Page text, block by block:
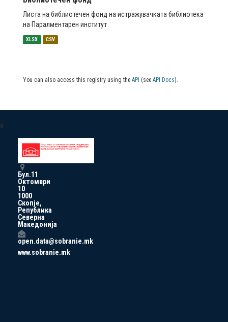
Листа на библиотечен фонд на истражувачката библиотека
на Паралментарен институт
XLSX CSV
You can also access this registry using the API (see API Docs).
a
Бул.11
Октомври
10
1000
Скопје,
Република
Северна
Македонија
open.data@sobranie.mk
www.sobranie.mk